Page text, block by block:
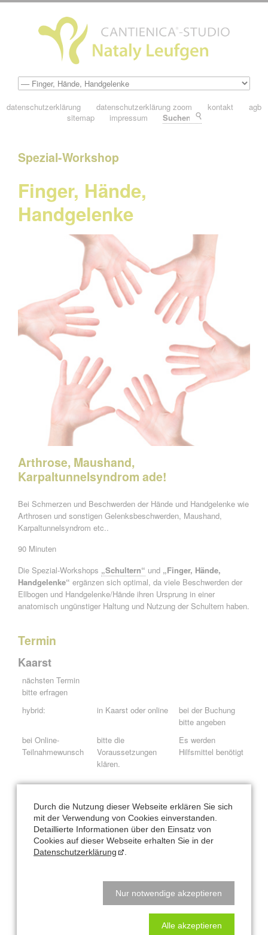
datenschutzerklärung datenschutzerklärung zoom kontakt
agb
sitemap
impressum
Spezial-Workshop
Finger, Hände,
Handgelenke
Arthrose, Maushand,
Karpaltunnelsyndrom ade!
Bei Schmerzen und Beschwerden der Hände und Handgelenke wie
Arthrosen und sonstigen Gelenksbeschwerden, Maushand,
Karpaltunnelsyndrom etc..
90 Minuten
Die Spezial-Workshops „Schultern“ und „Finger, Hände,
Handgelenke“ ergänzen sich optimal, da viele Beschwerden der
Ellbogen und Handgelenke/Hände ihren Ursprung in einer
anatomisch ungünstiger Haltung und Nutzung der Schultern haben.
Termin
Kaarst
nächsten Termin
bitte erfragen
hybrid:
in Kaarst oder online
bei der Buchung
bitte angeben
bei Online-
Teilnahmewunsch
bitte die
Voraussetzungen
klären.
Es werden
Hilfsmittel benötigt
Konditionen:
Kursgebühr für 90 Minuten: 55 €
Abmeldungen spätestens 1 Woche vorher. Bei späterer Abmeldung
Durch die Nutzung dieser Webseite erklären Sie sich
mit der Verwendung von Cookies einverstanden.
Detaillierte Informationen über den Einsatz von
Cookies auf dieser Webseite erhalten Sie in der
Datenschutzerklärung
Nur notwendige akzeptieren
Alle akzeptieren